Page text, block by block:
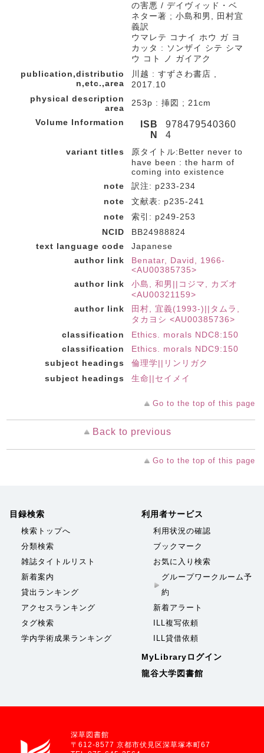
の害悪 / デイヴィッド・ベ
ネター著 ; 小島和男, 田村宜
義訳
ウマレテ コナイ ホウ ガ ヨ
カッタ : ソンザイ シテ シマ
ウ コト ノ ガイアク
publication,distributio
n,etc.,area
川越 : すずさわ書店 ,
2017.10
physical description
area
253p : 挿図 ; 21cm
Volume Information
ISB
N
978479540360
4
variant titles
原タイトル:Better never to
have been : the harm of
coming into existence
note
訳注: p233-234
note
文献表: p235-241
note
索引: p249-253
NCID
BB24988824
text language code
Japanese
author link
Benatar, David, 1966-
<AU00385735>
author link
小島, 和男||コジマ, カズオ
<AU00321159>
author link
田村, 宜義(1993-)||タムラ,
タカヨシ <AU00385736>
classification
Ethics. morals NDC8:150
classification
Ethics. morals NDC9:150
subject headings
倫理学||リンリガク
subject headings
生命||セイメイ
Go to the top of this page
Back to previous
Go to the top of this page
目録検索
検索トップへ
分類検索
雑誌タイトルリスト
新着案内
貸出ランキング
アクセスランキング
タグ検索
学内学術成果ランキング
利用者サービス
利用状況の確認
ブックマーク
お気に入り検索
グループワークルーム予
約
新着アラート
ILL複写依頼
ILL貸借依頼
MyLibraryログイン
龍谷大学図書館
深草図書館
〒612-8577 京都市伏見区深草塚本町67